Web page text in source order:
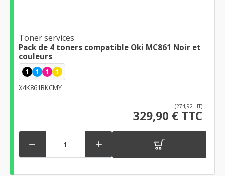
Toner services
Pack de 4 toners compatible Oki MC861 Noir et
couleurs
1 1 1 1
X4K861BKCMY
(274,92 HT)
329,90 € TTC
 